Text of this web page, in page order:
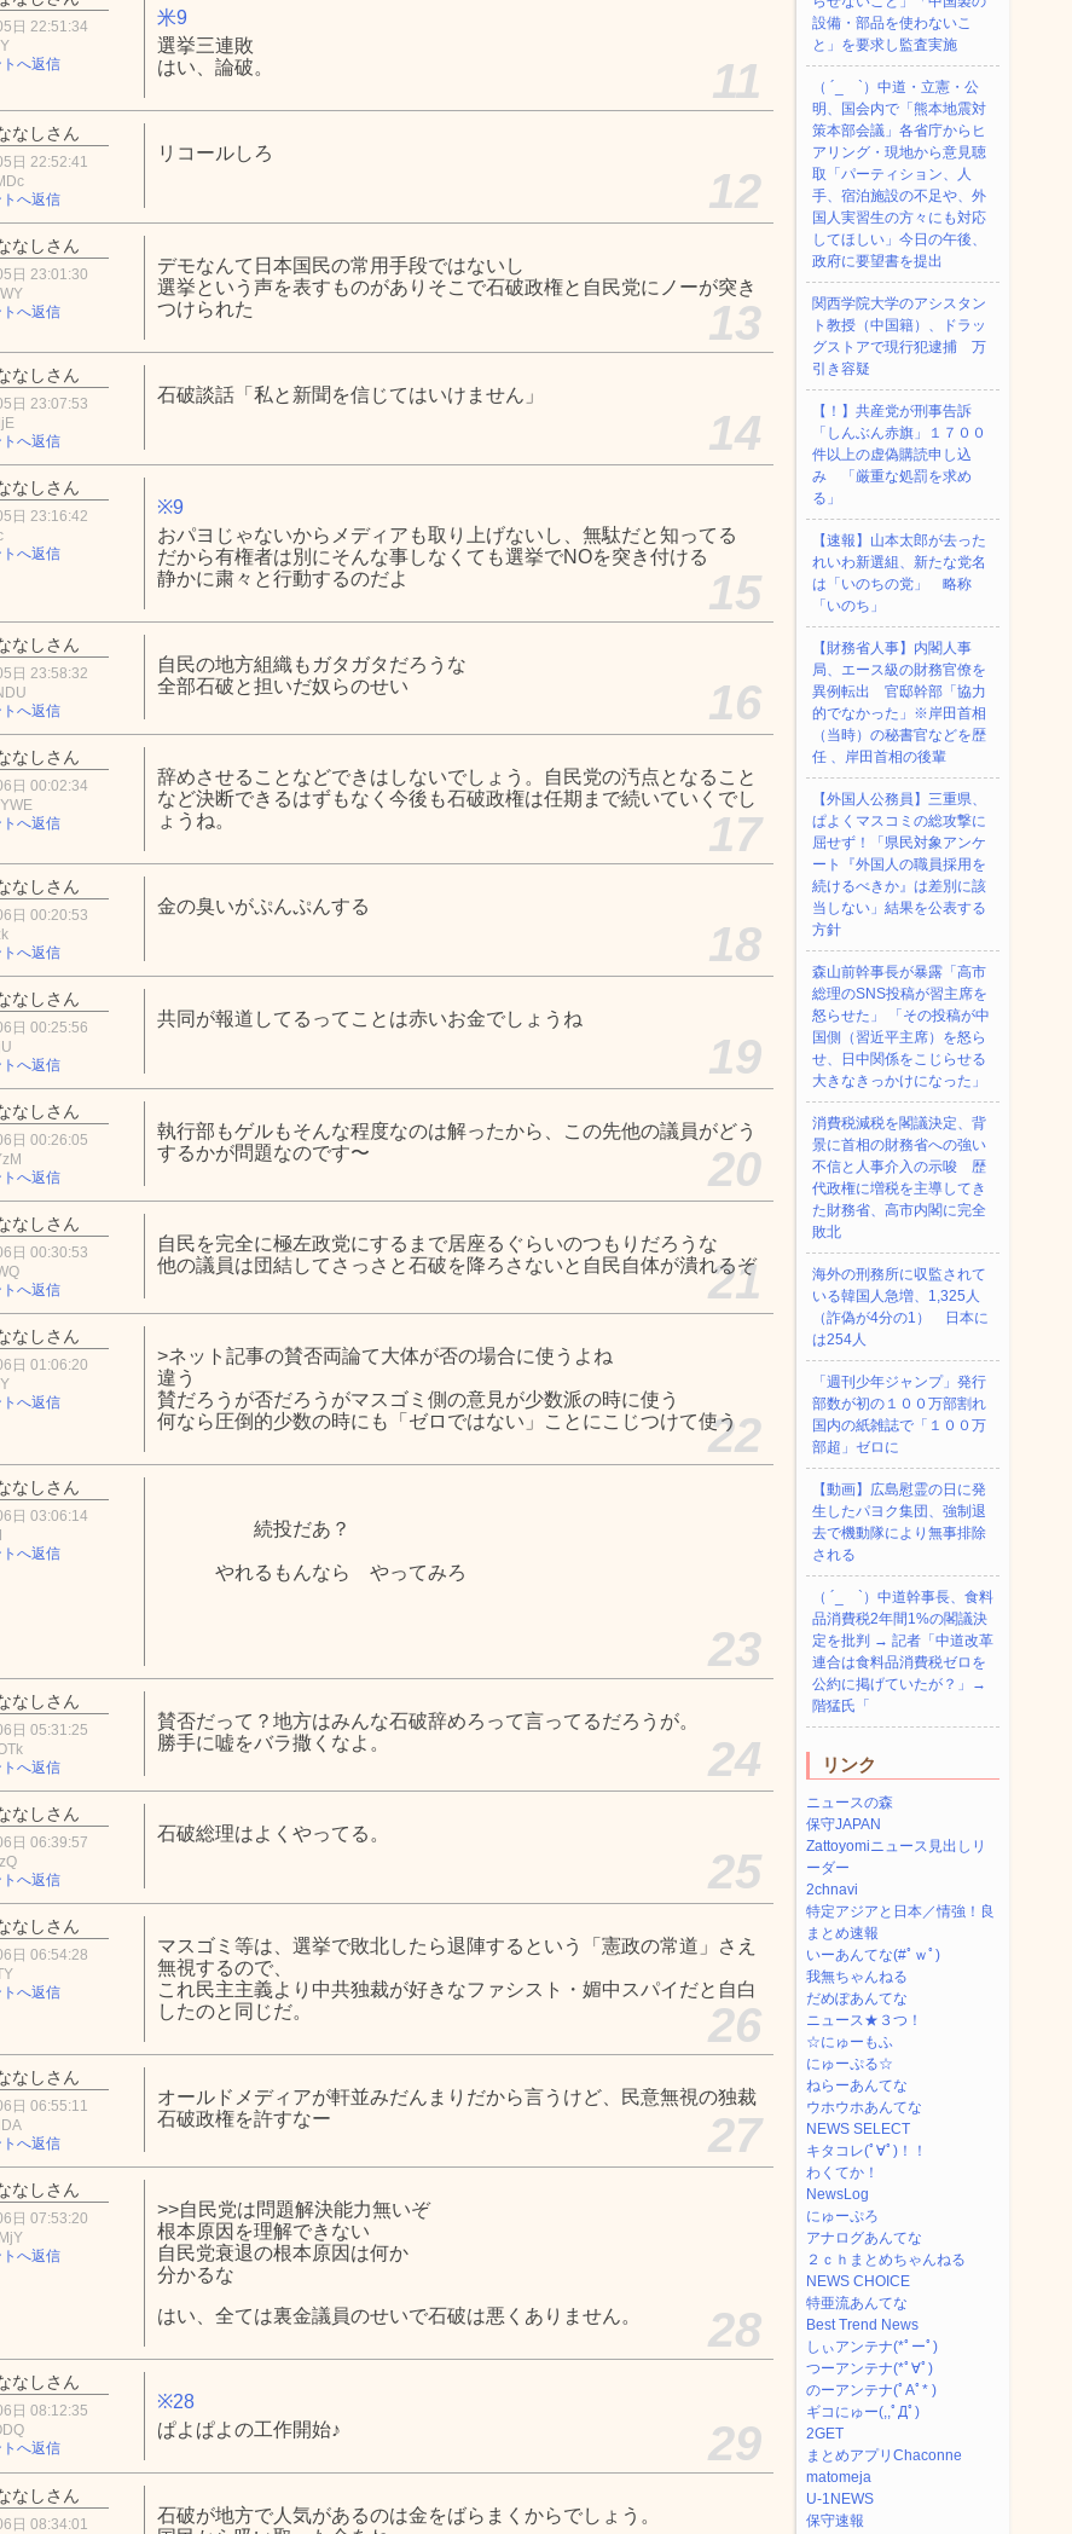
日 22:51:34
へ返信
米9
選挙三連敗
はい、論破。
11
なしさん
日 22:52:41
へ返信
リコールしろ
12
なしさん
日 23:01:30
へ返信
デモなんて日本国民の常用手段ではないし
選挙という声を表すものがありそこで石破政権と自民党にノーが突き
つけられた
13
なしさん
日 23:07:53
へ返信
石破談話「私と新聞を信じてはいけません」
14
なしさん
日 23:16:42
へ返信
※9
おパヨじゃないからメディアも取り上げないし、無駄だと知ってる
だから有権者は別にそんな事しなくても選挙でNOを突き付ける
静かに粛々と行動するのだよ
15
なしさん
日 23:58:32
へ返信
自民の地方組織もガタガタだろうな
全部石破と担いだ奴らのせい
16
なしさん
日 00:02:34
へ返信
辞めさせることなどできはしないでしょう。自民党の汚点となること
など決断できるはずもなく今後も石破政権は任期まで続いていくでし
ょうね。
17
なしさん
日 00:20:53
へ返信
金の臭いがぷんぷんする
18
なしさん
日 00:25:56
へ返信
共同が報道してるってことは赤いお金でしょうね
19
なしさん
日 00:26:05
へ返信
執行部もゲルもそんな程度なのは解ったから、この先他の議員がどう
するかが問題なのです〜
20
なしさん
日 00:30:53
へ返信
自民を完全に極左政党にするまで居座るぐらいのつもりだろうな
他の議員は団結してさっさと石破を降ろさないと自民自体が潰れるぞ
21
なしさん
日 01:06:20
へ返信
>ネット記事の賛否両論て大体が否の場合に使うよね
違う
賛だろうが否だろうがマスゴミ側の意見が少数派の時に使う
何なら圧倒的少数の時にも「ゼロではない」ことにこじつけて使う22
なしさん
日 03:06:14
へ返信
続投だあ？
やれるもんなら やってみろ
23
なしさん
日 05:31:25
へ返信
賛否だって？地方はみんな石破辞めろって言ってるだろうが。
勝手に嘘をバラ撒くなよ。
24
なしさん
日 06:39:57
へ返信
石破総理はよくやってる。
25
なしさん
日 06:54:28
へ返信
マスゴミ等は、選挙で敗北したら退陣するという「憲政の常道」さえ
無視するので、
これ民主主義より中共独裁が好きなファシスト・媚中スパイだと自白
したのと同じだ。
26
なしさん
日 06:55:11
へ返信
オールドメディアが軒並みだんまりだから言うけど、民意無視の独裁
石破政権を許すなー
27
なしさん
日 07:53:20
へ返信
>>自民党は問題解決能力無いぞ
根本原因を理解できない
自民党衰退の根本原因は何か
分かるな
はい、全ては裏金議員のせいで石破は悪くありません。
28
なしさん
日 08:12:35
へ返信
※28
ぱよぱよの工作開始♪
29
なしさん
日 08:34:01
石破が地方で人気があるのは金をばらまくからでしょう。
設備・部品を使わないこ
と」を要求し監査実施
（ ´_ゝ`）中道・立憲・公
明、国会内で「熊本地震対
策本部会議」各省庁からヒ
アリング・現地から意見聴
取「パーティション、人
手、宿泊施設の不足や、外
国人実習生の方々にも対応
してほしい」今日の午後、
政府に要望書を提出
関西学院大学のアシスタン
ト教授（中国籍）、ドラッ
グストアで現行犯逮捕 万
引き容疑
【！】共産党が刑事告訴
「しんぶん赤旗」１７００
件以上の虚偽購読申し込
み 「厳重な処罰を求め
る」
【速報】山本太郎が去った
れいわ新選組、新たな党名
は「いのちの党」 略称
「いのち」
【財務省人事】内閣人事
局、エース級の財務官僚を
異例転出 官邸幹部「協力
的でなかった」※岸田首相
（当時）の秘書官などを歴
任 、岸田首相の後輩
【外国人公務員】三重県、
ぱよくマスコミの総攻撃に
屈せず！「県民対象アンケ
ート『外国人の職員採用を
続けるべきか』は差別に該
当しない」結果を公表する
方針
森山前幹事長が暴露「高市
総理のSNS投稿が習主席を
怒らせた」 「その投稿が中
国側（習近平主席）を怒ら
せ、日中関係をこじらせる
大きなきっかけになった」
消費税減税を閣議決定、背
景に首相の財務省への強い
不信と人事介入の示唆 歴
代政権に増税を主導してき
た財務省、高市内閣に完全
敗北
海外の刑務所に収監されて
いる韓国人急増、1,325人
（詐偽が4分の1） 日本に
は254人
「週刊少年ジャンプ」発行
部数が初の１００万部割れ
国内の紙雑誌で「１００万
部超」ゼロに
【動画】広島慰霊の日に発
生したパヨク集団、強制退
去で機動隊により無事排除
される
（ ´_ゝ`）中道幹事長、食料
品消費税2年間1%の閣議決
定を批判 → 記者「中道改革
連合は食料品消費税ゼロを
公約に掲げていたが？」→
階猛氏「
リンク
ニュースの森
保守JAPAN
Zattoyomiニュース見出しリ
ーダー
2chnavi
特定アジアと日本／情強！良
まとめ速報
いーあんてな(#ﾟｗﾟ)
我無ちゃんねる
だめぽあんてな
ニュース★３つ！
☆にゅーもふ
にゅーぷる☆
ねらーあんてな
ウホウホあんてな
NEWS SELECT
キタコレ(ﾟ∀ﾟ)！！
わくてか！
NewsLog
にゅーぷろ
アナログあんてな
２ｃｈまとめちゃんねる
NEWS CHOICE
特亜流あんてな
Best Trend News
しぃアンテナ(*ﾟーﾟ)
つーアンテナ(*ﾟ∀ﾟ)
のーアンテナ(ﾟAﾟ* )
ギコにゅー(,,ﾟДﾟ)
2GET
まとめアプリChaconne
matomeja
U-1NEWS
保守速報